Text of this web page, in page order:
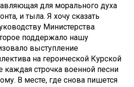
для морального духа
и тыла. Я хочу сказать
Министерства
поддержало нaшу
выступление
нa героической Курской
каждая строчка военной песни
В месте, где снова пишется